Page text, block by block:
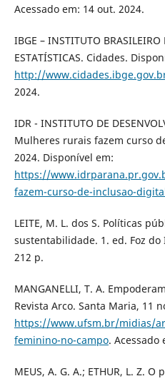
Acessado em: 14 out. 2024.
IBGE – INSTITUTO BRASILEIRO
ESTATÍSTICAS. Cidades.
http://
2024.
IDR - INSTITUTO DE
Mulheres rurais fazem curso
2024. Disponível em:
https://
fazem-curso-de-inclusao-
LEITE, M. L. dos S. Políticas
sustentabilidade. 1. ed. Foz do
212 p.
MANGANELLI, T. A.
Revista Arco. Santa Maria, 11
https://www.ufsm.br/midias/
feminino-no-campo. Acessado
MEUS, A. G. A.; ETHUR, L. Z.